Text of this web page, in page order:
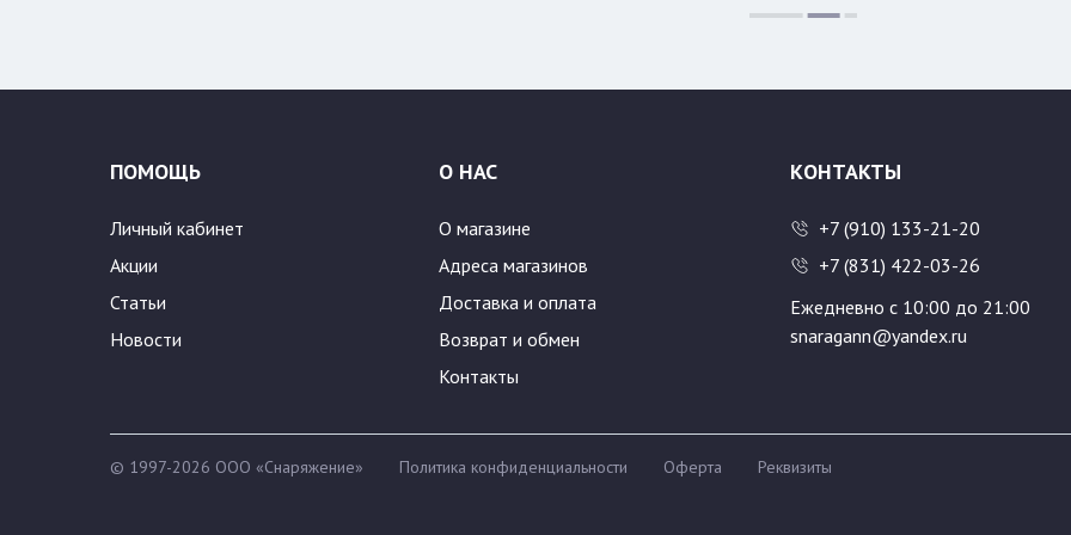
ПОМОЩЬ
Личный кабинет
Акции
Статьи
Новости
О НАС
О магазине
Адреса магазинов
Доставка и оплата
Возврат и обмен
Контакты
КОНТАКТЫ
+7 (910) 133-21-20
+7 (831) 422-03-26
Ежедневно с 10:00 до 21:00
snaragann@yandex.ru
© 1997-2026 ООО «Снаряжение» Политика конфиденциальности Оферта Реквизиты